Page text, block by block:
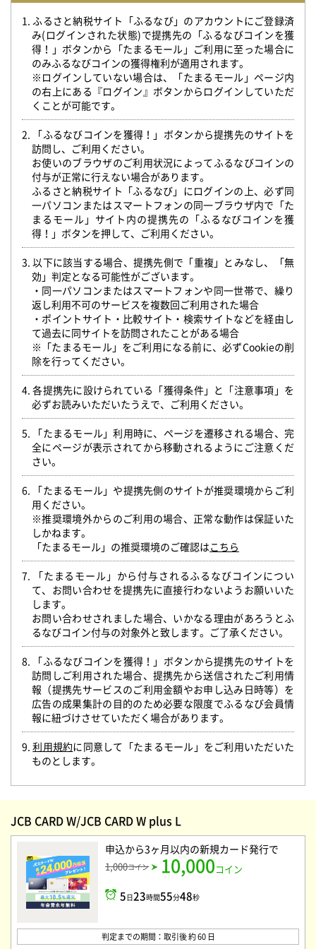
1. ふるさと納税サイト「ふるなび」のアカウントにご登録済
み(ログインされた状態)で提携先の「ふるなびコインを獲
得！」ボタンから「たまるモール」ご利用に至った場合に
のみふるなびコインの獲得権利が適用されます。
※ログインしていない場合は、「たまるモール」ページ内
の右上にある『ログイン』ボタンからログインしていただ
くことが可能です。
2. 「ふるなびコインを獲得！」ボタンから提携先のサイトを
訪問し、ご利用ください。
お使いのブラウザのご利用状況によってふるなびコインの
付与が正常に行えない場合があります。
ふるさと納税サイト「ふるなび」にログインの上、必ず同
一パソコンまたはスマートフォンの同一ブラウザ内で「た
まるモール」サイト内の提携先の「ふるなびコインを獲
得！」ボタンを押して、ご利用ください。
3. 以下に該当する場合、提携先側で「重複」とみなし、「無
効」判定となる可能性がございます。
・同一パソコンまたはスマートフォンや同一世帯で、繰り
返し利用不可のサービスを複数回ご利用された場合
・ポイントサイト・比較サイト・検索サイトなどを経由し
て過去に同サイトを訪問されたことがある場合
※「たまるモール」をご利用になる前に、必ずCookieの削
除を行ってください。
4. 各提携先に設けられている「獲得条件」と「注意事項」を
必ずお読みいただいたうえで、ご利用ください。
5. 「たまるモール」利用時に、ページを遷移される場合、完
全にページが表示されてから移動されるようにご注意くだ
さい。
6. 「たまるモール」や提携先側のサイトが推奨環境からご利
用ください。
※推奨環境外からのご利用の場合、正常な動作は保証いた
しかねます。
「たまるモール」の推奨環境のご確認はこちら
7. 「たまるモール」から付与されるふるなびコインについ
て、お問い合わせを提携先に直接行わないようお願いいた
します。
お問い合わせされました場合、いかなる理由があろうとふ
るなびコイン付与の対象外と致します。ご了承ください。
8. 「ふるなびコインを獲得！」ボタンから提携先のサイトを
訪問しご利用された場合、提携先から送信されたご利用情
報（提携先サービスのご利用金額やお申し込み日時等）を
広告の成果集計の目的のため必要な限度でふるなび会員情
報に紐づけさせていただく場合があります。
9.利用規約に同意して「たまるモール」をご利用いただいた
ものとします。
JCB CARD W/JCB CARD W plus L
申込から3ヶ月以内の新規カード発行で
1,000コイン 10,000コイン
5日23時間55分47秒
判定までの期間：取引後 約 60 日